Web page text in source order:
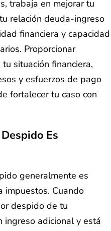
trabaja en mejorar tu
relación deuda-ingreso
financiera y capacidad
Proporcionar
situación financiera,
y esfuerzos de pago
fortalecer tu caso con
Es
generalmente es
impuestos. Cuando
despido de tu
ingreso adicional y está